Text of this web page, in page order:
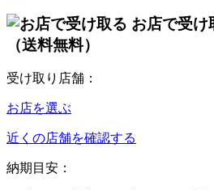
お店で受け
（送料無料）
受け取り店舗：
お店を選ぶ
近くの店舗を確認する
納期目安：